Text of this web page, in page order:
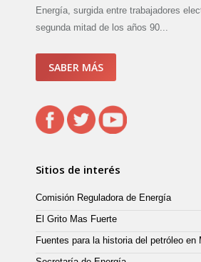
Energía, surgida entre trabajadores
segunda mitad de los años 90...
SABER MÁS
Sitios de interés
Comisión Reguladora de Energía
El Grito Mas Fuerte
Fuentes para la historia del petróleo en